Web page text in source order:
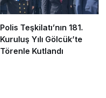
Polis Teşkilatı’nın 181.
Kuruluş Yılı Gölcük’te
Törenle Kutlandı